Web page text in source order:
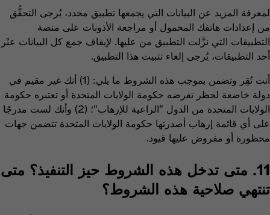
لمعرفة المزيد عن البيانات التي يجمعها تطبيق محدد، يُرجى التحقُّق
من إعدادات هاتفك المحمول أو مراجعة الأذونات على منصة
التطبيقات التي نزَّلت التطبيق من عليها. لإيقاف جمع كل البيانات عبْر
أحد التطبيقات، يُرجى إلغاء تثبيت هذا التطبيق.
أنت تُقِر وتضمن بموجب هذه الشروط ما يلي: (1) أنك غير مقيم في
دولة خاضعة لحظر تفرضه حكومة الولايات المتحدة أو تعتبره حكومة
الولايات المتحدة من الدول "الراعية للإرهاب"؛ (2) وأنك لست مدرجًا
على أي قائمة إرهاب أصدرتها حكومة الولايات المتحدة تتضمن جهات
محظورة أو مفروض عليها قيود.
11. متى تدخل هذه الشروط حيز التنفيذ؟ متى
تنتهي صلاحية هذه الشروط؟